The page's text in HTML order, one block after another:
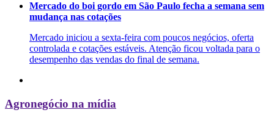
Mercado do boi gordo em São Paulo fecha a semana sem
mudança nas cotações
Mercado iniciou a sexta-feira com poucos negócios, oferta
controlada e cotações estáveis. Atenção ficou voltada para o
desempenho das vendas do final de semana.
Agronegócio na mídia